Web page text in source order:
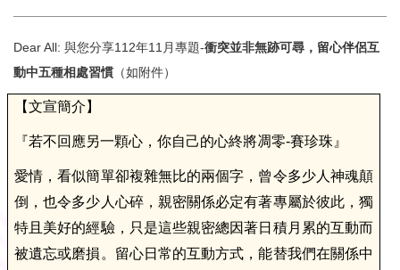
Dear All: 與您分享112年11月專題-衝突並非無跡可尋，留心伴侶互
動中五種相處習慣 （如附件）
【文宣簡介】
『若不回應另一顆心，你自己的心終將凋零-賽珍珠』
愛情，看似簡單卻複雜無比的兩個字，曾令多少人神魂顛
倒，也令多少人心碎，親密關係必定有著專屬於彼此，獨
特且美好的經驗，只是這些親密總因著日積月累的互動而
被遺忘或磨損。留心日常的互動方式，能替我們在關係中